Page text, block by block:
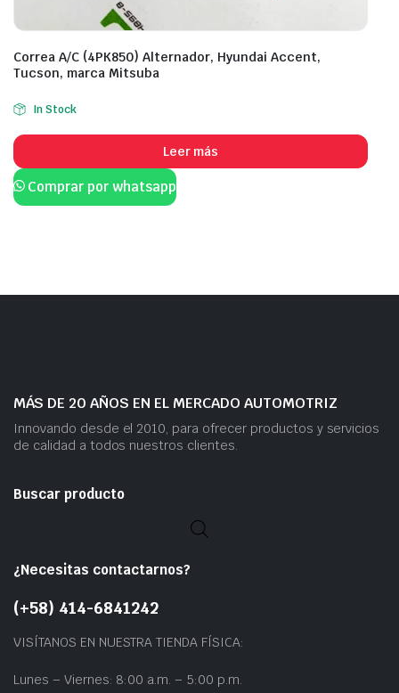
Correa A/C (4PK850) Alternador, Hyundai Accent,
Tucson, marca Mitsuba
In Stock
Leer más
Comprar por whatsapp
MÁS DE 20 AÑOS EN EL MERCADO AUTOMOTRIZ
Innovando desde el 2010, para ofrecer productos y servicios
de calidad a todos nuestros clientes.
Buscar producto
¿Necesitas contactarnos?
(+58) 414-6841242
VISÍTANOS EN NUESTRA TIENDA FÍSICA:
Lunes – Viernes: 8:00 a.m. – 5:00 p.m.